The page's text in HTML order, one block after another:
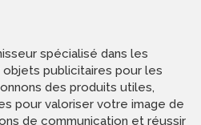
spécialisé dans les
publicitaires pour les
des produits utiles,
pour valoriser votre image de
de communication et réussir